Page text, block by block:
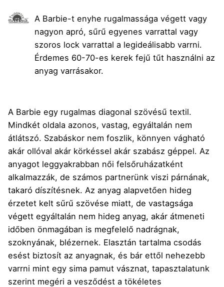
A Barbie-t enyhe rugalmassága végett vagy
nagyon apró, sűrű egyenes varrattal vagy
szoros lock varrattal a legideálisabb varrni.
Érdemes 60-70-es kerek fejű tűt használni az
anyag varrásakor.
A Barbie egy rugalmas diagonal szövésű textil.
Mindkét oldala azonos, vastag, egyáltalán nem
átlátszó. Szabáskor nem foszlik, könnyen vágható
akár ollóval akár körkéssel akár szabász géppel. Az
anyagot leggyakrabban női felsőruházatként
alkalmazzák, de számos partnerünk viszi párnának,
takaró díszítésnek. Az anyag alapvetően hideg
érzetet kelt sűrű szövése miatt, de vastagsága
végett egyáltalán nem hideg anyag, akár átmeneti
időben önmagában is megfelelő nadrágnak,
szoknyának, blézernek. Elasztán tartalma csodás
esést biztosít az anyagnak, és bár ettől nehezebb
varrni mint egy sima pamut vásznat, tapasztalatunk
szerint megéri a vesződést a tökéletes